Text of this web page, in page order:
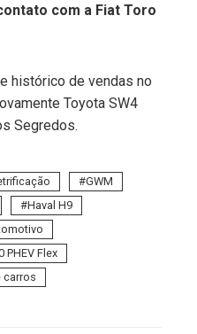
com a Fiat Toro
histórico de vendas no
Toyota SW4
Segredos.
GWM
Haval H9
PHEV Flex
carros